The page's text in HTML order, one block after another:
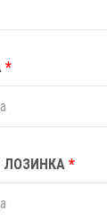
*
ЛОЗИНКА *